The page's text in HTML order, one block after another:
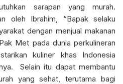
sarapan yang murah.
oleh Ibrahim, “Bapak selaku
dengan menjual makanan
Met pada dunia perkulineran
kuliner khas Indonesia
Selain itu dapat membantu
yang sehat, terutama bagi